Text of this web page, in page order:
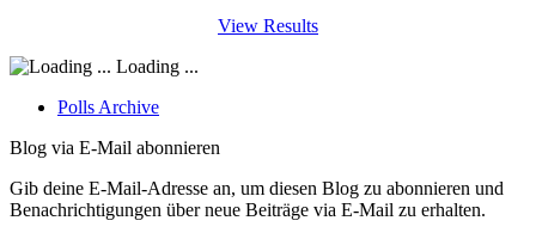
View Results
Loading ...
Polls Archive
Blog via E-Mail abonnieren
Gib deine E-Mail-Adresse an, um diesen Blog zu abonnieren und
Benachrichtigungen über neue Beiträge via E-Mail zu erhalten.